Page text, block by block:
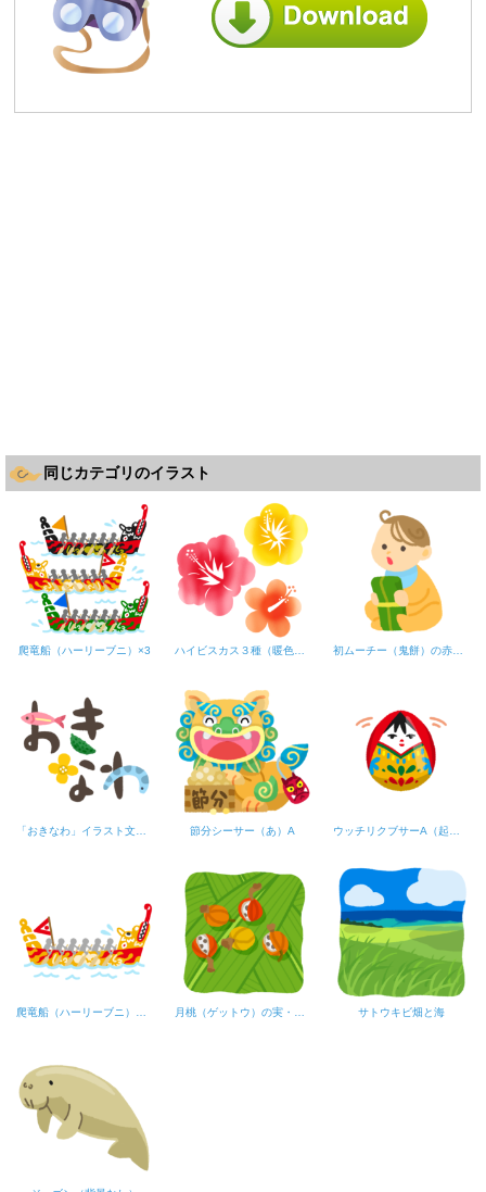
同じカテゴリのイラスト
爬竜船（ハーリーブニ）×3 初ムーチー（鬼餅）の赤ちゃんA
「おきなわ」イラスト文字B 節分シーサー（あ）A ウッチリクブサーA（起き上がり小法師）
サトウキビ畑と海